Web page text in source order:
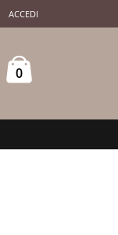
ACCEDI
0